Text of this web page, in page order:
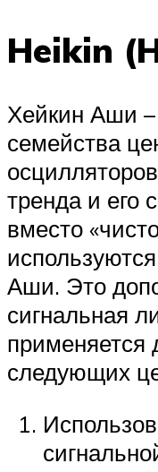
Heikin
Хейкин Аши –
семейства
тренда и его
вместо
Аши. Это
сигнальная
применяется
следующих